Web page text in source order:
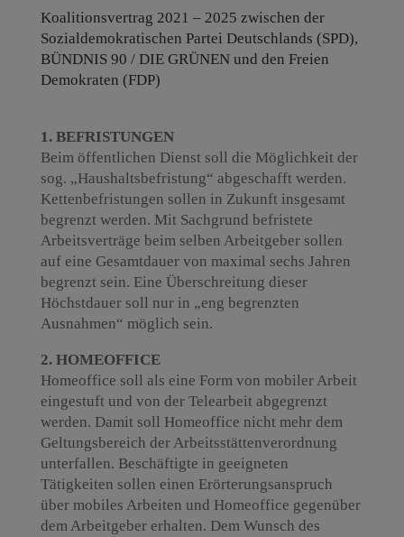
Koalitionsvertrag 2021 – 2025 zwischen der
Sozialdemokratischen Partei Deutschlands (SPD),
BÜNDNIS 90 / DIE GRÜNEN und den Freien
Demokraten (FDP)
1. BEFRISTUNGEN
Beim öffentlichen Dienst soll die Möglichkeit der
sog. „Haushaltsbefristung“ abgeschafft werden.
Kettenbefristungen sollen in Zukunft insgesamt
begrenzt werden. Mit Sachgrund befristete
Arbeitsverträge beim selben Arbeitgeber sollen
auf eine Gesamtdauer von maximal sechs Jahren
begrenzt sein. Eine Überschreitung dieser
Höchstdauer soll nur in „eng begrenzten
Ausnahmen“ möglich sein.
2. HOMEOFFICE
Homeoffice soll als eine Form von mobiler Arbeit
eingestuft und von der Telearbeit abgegrenzt
werden. Damit soll Homeoffice nicht mehr dem
Geltungsbereich der Arbeitsstättenverordnung
unterfallen. Beschäftigte in geeigneten
Tätigkeiten sollen einen Erörterungsanspruch
über mobiles Arbeiten und Homeoffice gegenüber
dem Arbeitgeber erhalten. Dem Wunsch des